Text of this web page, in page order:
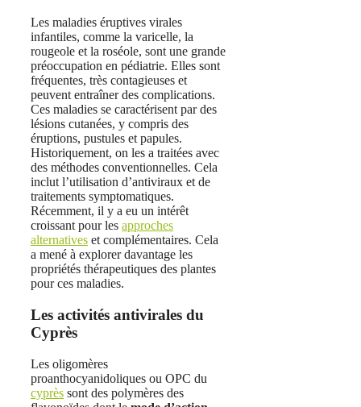
Les maladies éruptives virales
infantiles, comme la varicelle, la
rougeole et la roséole, sont une grande
préoccupation en pédiatrie. Elles sont
fréquentes, très contagieuses et
peuvent entraîner des complications.
Ces maladies se caractérisent par des
lésions cutanées, y compris des
éruptions, pustules et papules.
Historiquement, on les a traitées avec
des méthodes conventionnelles. Cela
inclut l’utilisation d’antiviraux et de
traitements symptomatiques.
Récemment, il y a eu un intérêt
croissant pour les approches
alternatives et complémentaires. Cela
a mené à explorer davantage les
propriétés thérapeutiques des plantes
pour ces maladies.
Les activités antivirales du
Cyprès
Les oligomères
proanthocyanidoliques ou OPC du
cyprès sont des polymères des